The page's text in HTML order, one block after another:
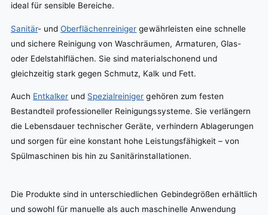
ideal für sensible Bereiche.
Sanitär- undOberflächenreiniger gewährleisten eine schnelle
und sichere Reinigung von Waschräumen, Armaturen, Glas-
oder Edelstahlflächen. Sie sind materialschonend und
gleichzeitig stark gegen Schmutz, Kalk und Fett.
Auch Entkalker und Spezialreiniger gehören zum festen
Bestandteil professioneller Reinigungssysteme. Sie verlängern
die Lebensdauer technischer Geräte, verhindern Ablagerungen
und sorgen für eine konstant hohe Leistungsfähigkeit – von
Spülmaschinen bis hin zu Sanitärinstallationen.
Die Produkte sind in unterschiedlichen Gebindegrößen erhältlich
und sowohl für manuelle als auch maschinelle Anwendung